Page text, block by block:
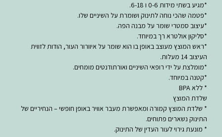
*מגיע בשתי מידות 0-6 ו 6-18.
*פטמה שהכי נוחה לתינוק ושומרת על השיניים שלו.
*עיצוב סמטרי שומר על מבנה הפה.
*סליקון אולטרא רך במיוחד.
*ראש המוצץ מעוצב באופן בו הוא שומר על איוורור העור, הודות לזווית
העיצוב 14 מעלות.
*מומלצת על ידי רופאי השיניים ואורתודנטים מומחים.
*קטנה במיוחד.
* ללא BPA
שלדת המוצץ
* שלדת המוצץ קמורה ומאפשרת מעבר אוויר באופן חופשי – הנחיריים של
התינוק נשארים פתוחים.
* מונעת גירוי לעור העדין של התינוק.